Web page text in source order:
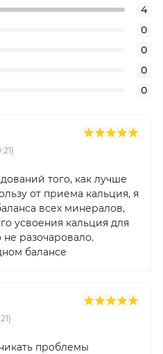
4
0
0
0
0
того, как лучше
от приема кальция, я
всех минералов,
усвоения кальция для
разочаровало.
балансе
проблемы